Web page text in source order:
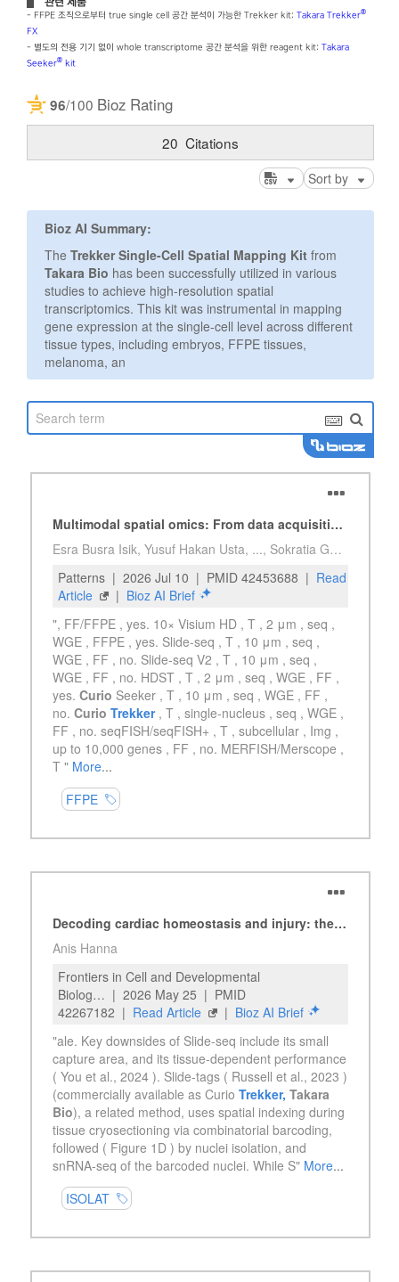
- FFPE 조직으로부터 true single cell 공간 분석이 가능한 Trekker kit: Takara Trekker®
FX
- 별도의 전용 기기 없이 whole transcriptome 공간 분석을 위한 reagent kit: Takara
Seeker® kit